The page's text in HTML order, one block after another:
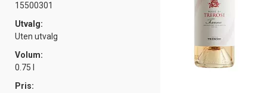
15500301
Utvalg:
Uten utvalg
Volum:
0.75 l
Pris: